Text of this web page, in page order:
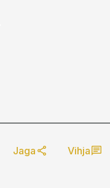
Jaga Vihja